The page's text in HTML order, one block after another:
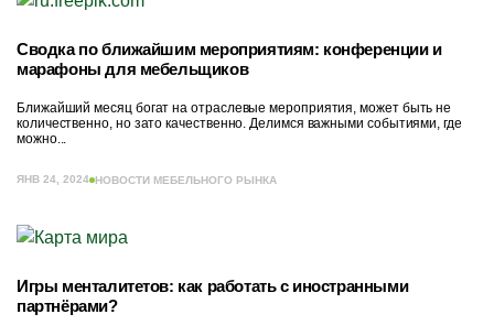
Сводка по ближайшим мероприятиям: конференции и
марафоны для мебельщиков
Ближайший месяц богат на отраслевые мероприятия, может быть не
количественно, но зато качественно. Делимся важными событиями, где
можно...
ЯНВ 24, 2024 НОВОСТИ МЕБЕЛЬНОГО РЫНКА
Игры менталитетов: как работать с иностранными
партнёрами?